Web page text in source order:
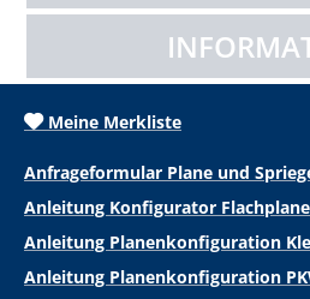
Meine Merkliste
Anfrageformular Plane und
Anleitung Konfigurator
Anleitung Planenkonfiguration
Anleitung Planenkonfiguration